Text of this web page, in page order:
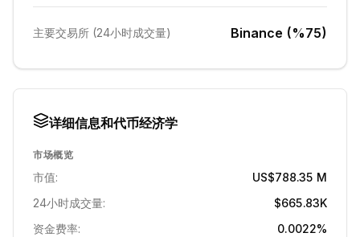
主要交易所 (24小时成交量) Binance (%75)
详细信息和代币经济学
市场概览
市值:
US$788.35 M
24小时成交量:
$665.83K
资金费率:
0.0022%